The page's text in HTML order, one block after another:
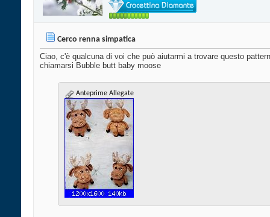
Cerco renna simpatica
Ciao, c'è qualcuna di voi che può aiutarmi a trovare questo
chiamarsi Bubble butt baby moose
Anteprime Allegate